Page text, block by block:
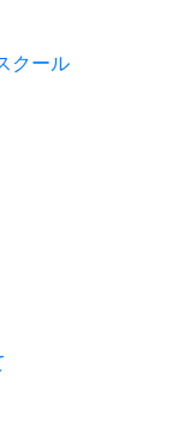
クール